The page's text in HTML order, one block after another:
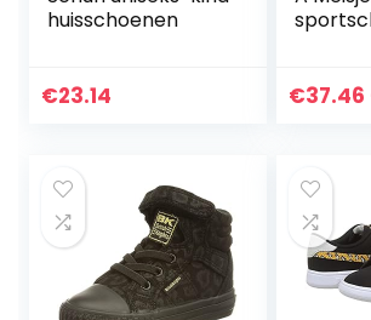
huisschoenen
€23.14 €37.46